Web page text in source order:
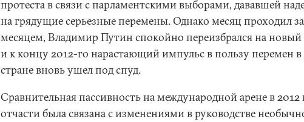
протеста в связи с парламентскими выборами, дававшей
на грядущие серьезные перемены. Однако месяц проходил за
месяцем, Владимир Путин спокойно переизбрался на новый
и к концу 2012-го нарастающий импульс в пользу перемен в
стране вновь ушел под спуд.
Сравнительная пассивность на международной арене в 2012
отчасти была связана с изменениями в руководстве